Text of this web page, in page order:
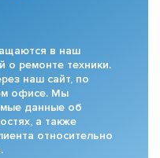
в наш
о ремонте техники.
наш сайт, по
офисе. Мы
данные об
а также
относительно